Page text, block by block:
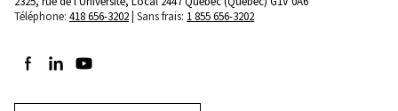
Téléphone: 418 656-3202 Sans frais: 1 855 656-3202
Suivez-nous sur Facebook
Suivez-nous sur LinkedIn
Suivez-nous sur Youtube